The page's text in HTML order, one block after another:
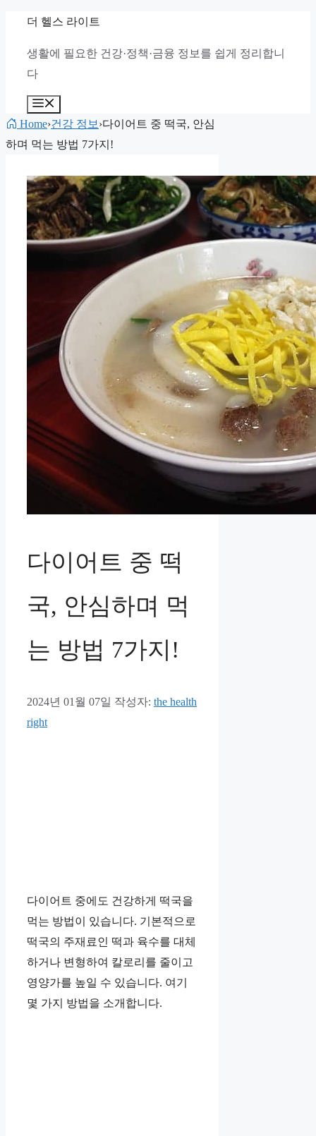
너
뛰
더 헬스 라이트
생활에 필요한 건강·정책·금융 정보를 쉽게 정리합니
다
뉴
Home›건강 정보 ›다이어트 중 떡국, 안심
하며 먹는 방법 7가지!
다이어트 중 떡
국, 안심하며 먹
는 방법 7가지!
2024년 01월 07일 작성자: the health
right
다이어트 중에도 건강하게 떡국을
먹는 방법이 있습니다. 기본적으로
떡국의 주재료인 떡과 육수를 대체
하거나 변형하여 칼로리를 줄이고
영양가를 높일 수 있습니다. 여기
몇 가지 방법을 소개합니다.